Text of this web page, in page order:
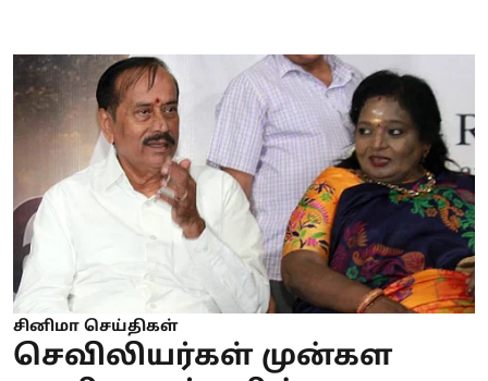
சினிமா செய்திகள்
செவிலியர்கள் முன்கள